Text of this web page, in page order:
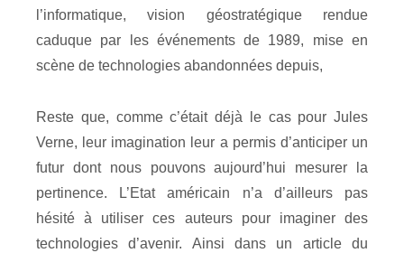
l’informatique, vision géostratégique rendue
caduque par les événements de 1989, mise en
scène de technologies abandonnées depuis,
Reste que, comme c’était déjà le cas pour Jules
Verne, leur imagination leur a permis d’anticiper un
futur dont nous pouvons aujourd’hui mesurer la
pertinence. L’Etat américain n’a d’ailleurs pas
hésité à utiliser ces auteurs pour imaginer des
technologies d’avenir. Ainsi dans un article du